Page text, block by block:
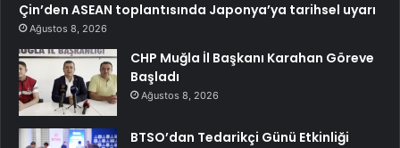
Çin’den ASEAN toplantısında Japonya’ya tarihsel uyarı
Ağustos 8, 2026
CHP Muğla İl Başkanı Karahan Göreve
Başladı
Ağustos 8, 2026
BTSO’dan Tedarikçi Günü Etkinliği